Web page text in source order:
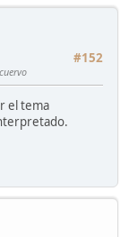
#152
el tema